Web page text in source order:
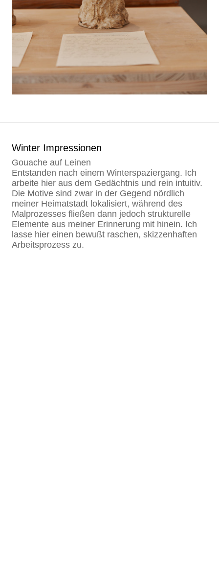
Winter Impressionen
Gouache auf Leinen
Entstanden nach einem Winterspaziergang. Ich
arbeite hier aus dem Gedächtnis und rein intuitiv.
Die Motive sind zwar in der Gegend nördlich
meiner Heimatstadt lokalisiert, während des
Malprozesses fließen dann jedoch strukturelle
Elemente aus meiner Erinnerung mit hinein. Ich
lasse hier einen bewußt raschen, skizzenhaften
Arbeitsprozess zu.